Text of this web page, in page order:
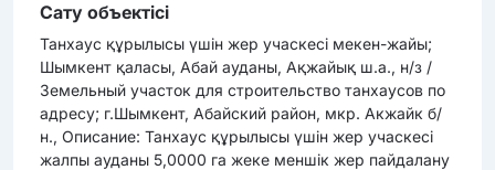
Сату объектісі
Танхаус құрылысы үшін жер учаскесі мекен-жайы;
Шымкент қаласы, Абай ауданы, Ақжайық ш.а., н/з /
Земельный участок для строительство танхаусов по
адресу; г.Шымкент, Абайский район, мкр. Акжайк б/
н., Описание: Танхаус құрылысы үшін жер учаскесі
жалпы ауданы 5,0000 га жеке меншік жер пайдалану